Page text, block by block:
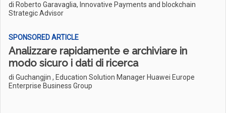
di Roberto Garavaglia, Innovative Payments and blockchain
Strategic Advisor
SPONSORED ARTICLE
Analizzare rapidamente e archiviare in
modo sicuro i dati di ricerca
di Guchangjin , Education Solution Manager Huawei Europe
Enterprise Business Group